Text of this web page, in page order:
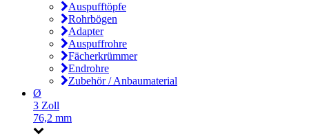
Auspufftöpfe
Rohrbögen
Adapter
Auspuffrohre
Fächerkrümmer
Endrohre
Zubehör / Anbaumaterial
Ø
3 Zoll
76,2 mm